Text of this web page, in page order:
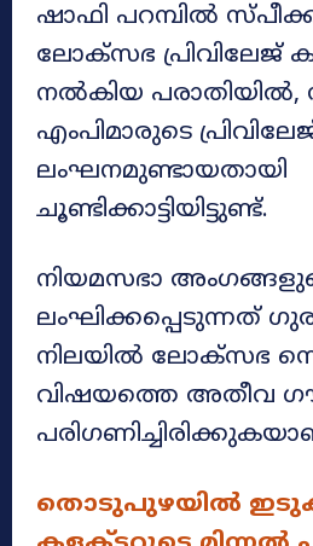
ഷാഫി പറമ്പിൽ
ലോക്‌സഭ പ്രിവിലേജ്
നൽകിയ പരാതിയിൽ,
എംപിമാരുടെ
ലംഘനമുണ്ടായതായി
ചൂണ്ടിക്കാട്ടിയിട്ടുണ്ട്.
നിയമസഭാ
ലംഘിക്കപ്പെടുന്നത്
നിലയിൽ ലോക്‌സഭ
വിഷയത്തെ അതീവ
തൊടുപുഴയിൽ